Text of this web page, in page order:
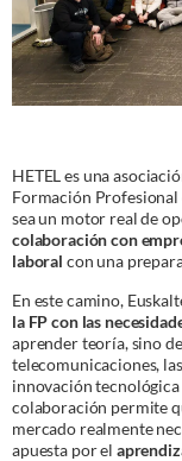
HETEL es una
Formación Profesional
sea un motor real de
colaboración con
laboral con una
En este camino,
la FP con las
aprender teoría, sino
telecomunicaciones,
innovación
colaboración permite
mercado realmente
apuesta por el